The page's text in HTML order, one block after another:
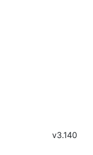
v3.140